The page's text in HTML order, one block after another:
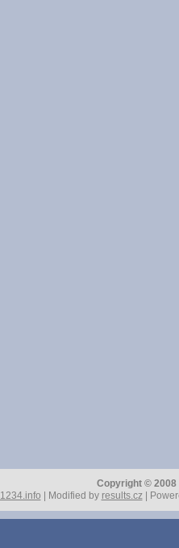
Copyright ©
1234.info | Modified by results.cz|